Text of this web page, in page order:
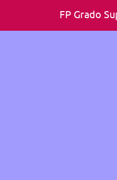
FP Grado